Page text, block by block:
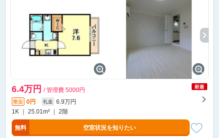
6.4万円 / 管理費 5000円
敷金 0円 礼金
6.9万円
1K ｜ 25.01m² ｜ 2階
無料 空室状況を知りたい